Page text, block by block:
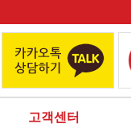
고객센터